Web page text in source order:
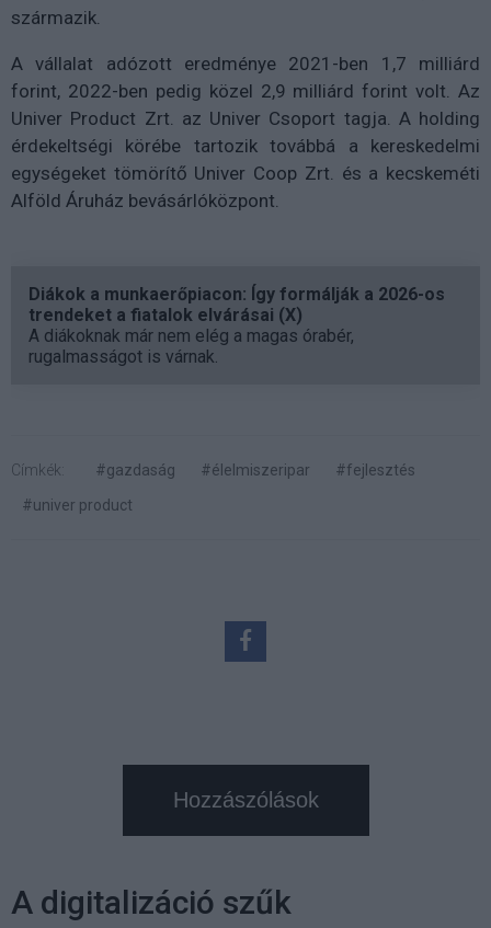
származik.
A vállalat adózott eredménye 2021-ben 1,7 milliárd
forint, 2022-ben pedig közel 2,9 milliárd forint volt. Az
Univer Product Zrt. az Univer Csoport tagja. A holding
érdekeltségi körébe tartozik továbbá a kereskedelmi
egységeket tömörítő Univer Coop Zrt. és a kecskeméti
Alföld Áruház bevásárlóközpont.
Diákok a munkaerőpiacon: Így formálják a 2026-os
trendeket a fiatalok elvárásai (X)
A diákoknak már nem elég a magas órabér,
rugalmasságot is várnak.
Címkék: #gazdaság #élelmiszeripar
#fejlesztés
#univer product
Hozzászólások
A digitalizáció szűk